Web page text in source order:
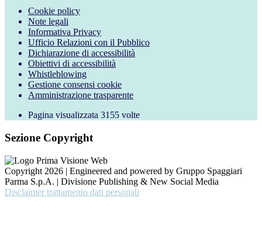
Cookie policy
Note legali
Informativa Privacy
Ufficio Relazioni con il Pubblico
Dichiarazione di accessibilità
Obiettivi di accessibilità
Whistleblowing
Gestione consensi cookie
Amministrazione trasparente
Pagina visualizzata 3155 volte
Sezione Copyright
Copyright 2026 | Engineered and powered by Gruppo Spaggiari
Parma S.p.A. | Divisione Publishing & New Social Media
Disclaimer trattamento dati personali